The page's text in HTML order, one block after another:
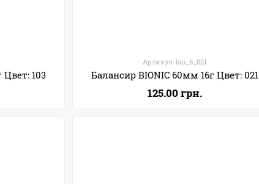
103
Артикул: bio_6_021
Балансир BIONIC 60мм 16г Цвет: 021
125.00 грн.